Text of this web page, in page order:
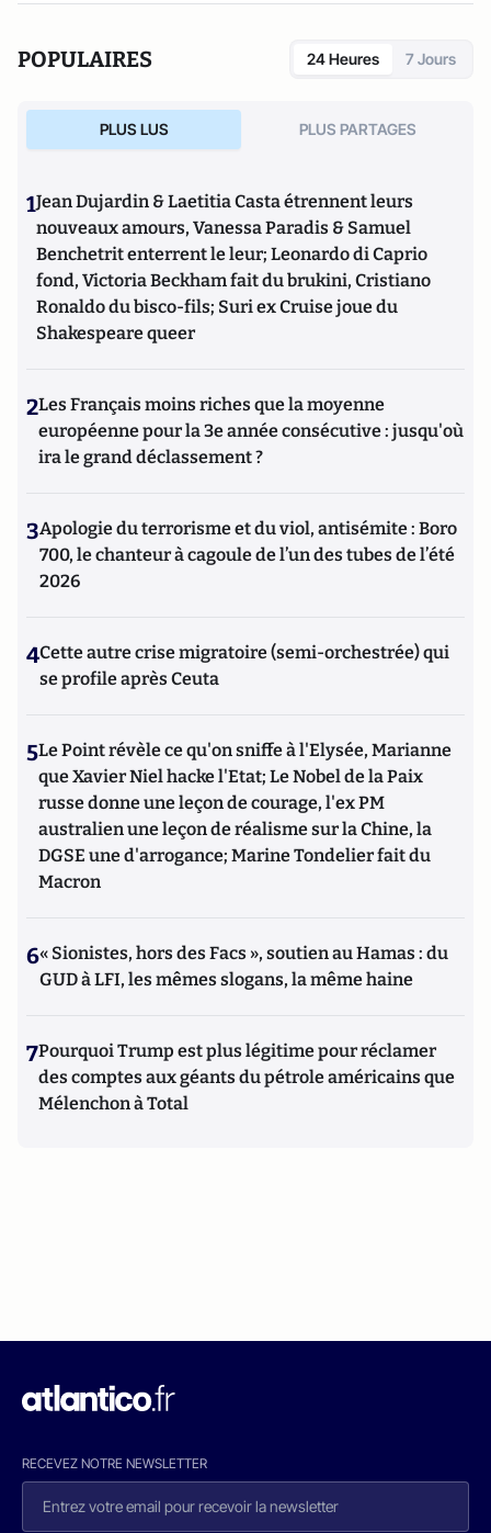
POPULAIRES 24 Heures 7 Jours
PLUS LUS PLUS PARTAGES
1Jean Dujardin & Laetitia Casta étrennent leurs
nouveaux amours, Vanessa Paradis & Samuel
Benchetrit enterrent le leur; Leonardo di Caprio
fond, Victoria Beckham fait du brukini, Cristiano
Ronaldo du bisco-fils; Suri ex Cruise joue du
Shakespeare queer
2Les Français moins riches que la moyenne
européenne pour la 3e année consécutive : jusqu'où
ira le grand déclassement ?
3Apologie du terrorisme et du viol, antisémite : Boro
700, le chanteur à cagoule de l’un des tubes de l’été
2026
4Cette autre crise migratoire (semi-orchestrée) qui
se profile après Ceuta
5Le Point révèle ce qu'on sniffe à l'Elysée, Marianne
que Xavier Niel hacke l'Etat; Le Nobel de la Paix
russe donne une leçon de courage, l'ex PM
australien une leçon de réalisme sur la Chine, la
DGSE une d'arrogance; Marine Tondelier fait du
Macron
6« Sionistes, hors des Facs », soutien au Hamas : du
GUD à LFI, les mêmes slogans, la même haine
7Pourquoi Trump est plus légitime pour réclamer
des comptes aux géants du pétrole américains que
Mélenchon à Total
RECEVEZ NOTRE NEWSLETTER